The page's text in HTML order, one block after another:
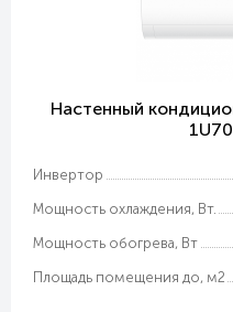
Настенный
Инвертор
Мощность охлаждения, Вт.
Мощность обогрева, Вт
Площадь помещения до, м2